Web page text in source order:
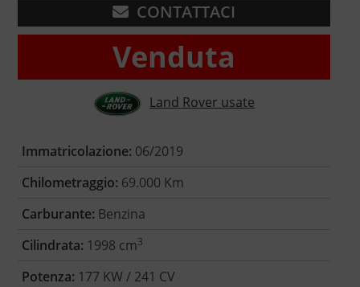
CONTATTACI
Venduta
Land Rover usate
Immatricolazione: 06/2019
Chilometraggio: 69.000 Km
Carburante: Benzina
Cilindrata: 1998 cm3
Potenza: 177 KW / 241 CV